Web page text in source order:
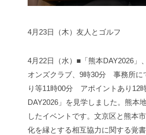
4月23日（木） 友人とゴルフ
4月22日（水）■「熊本DAY2026」
オンズクラブ、 9時30分 事務所に
り等11時00分 アポイントあり 12
DAY2026」を見学しました。 熊本
したイベントです。文京区と熊本
化を縁とする相互協力に関する覚